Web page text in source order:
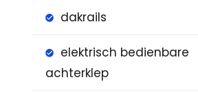
dakrails
elektrisch bedienbare
achterklep